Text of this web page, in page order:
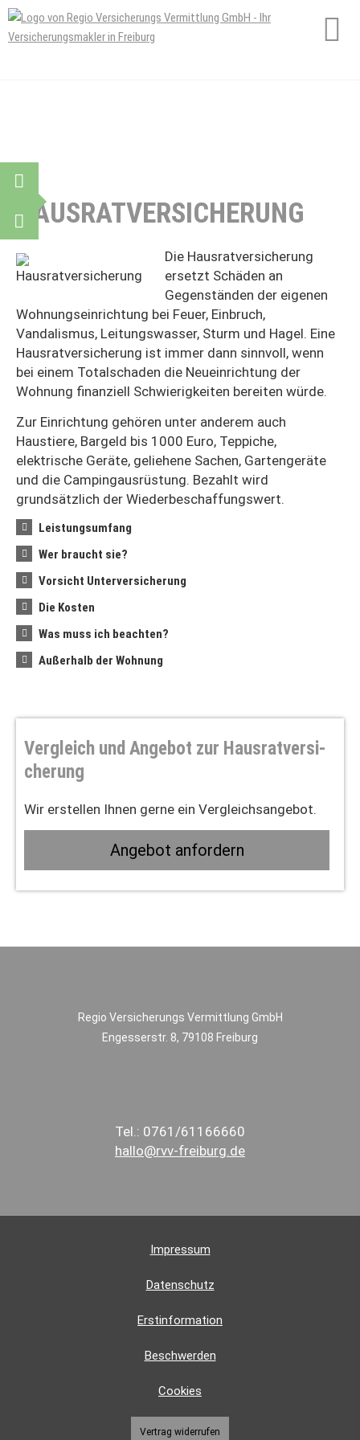
HAUSRATVERSICHERUNG
Die Haus­rat­ver­si­che­rung
ersetzt Schäden an
Gegenständen der eigenen
Wohnungseinrichtung bei Feuer, Einbruch,
Vandalismus, Leitungswasser, Sturm und Hagel. Eine
Haus­rat­ver­si­che­rung ist immer dann sinnvoll, wenn
bei einem Totalschaden die Neueinrichtung der
Wohnung finanziell Schwierigkeiten bereiten würde.
Zur Einrichtung gehören unter anderem auch
Haustiere, Bargeld bis 1000 Euro, Teppiche,
elektrische Geräte, geliehene Sachen, Gartengeräte
und die Campingausrüstung. Bezahlt wird
grundsätzlich der Wiederbeschaffungswert.
Leistungsumfang
Wer braucht sie?
Vorsicht Unterversicherung
Die Kosten
Was muss ich beachten?
Außerhalb der Wohnung
Vergleich und Angebot zur Haus­rat­ver­si­
che­rung
Wir erstellen Ihnen gerne ein Vergleichsangebot.
An­ge­bot an­for­dern
Regio Versicherungs Vermittlung GmbH
Engesserstr. 8, 79108 Freiburg
Tel.: 0761/61166660
hallo@rvv-freiburg.de
Impressum
Datenschutz
Erstinformation
Beschwerden
Cookies
Vertrag widerrufen